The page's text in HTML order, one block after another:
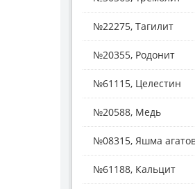
№22275, Тагилит
№20355, Родонит
№61115, Целестин
№20588, Медь
№08315, Яшма
№61188, Кальцит